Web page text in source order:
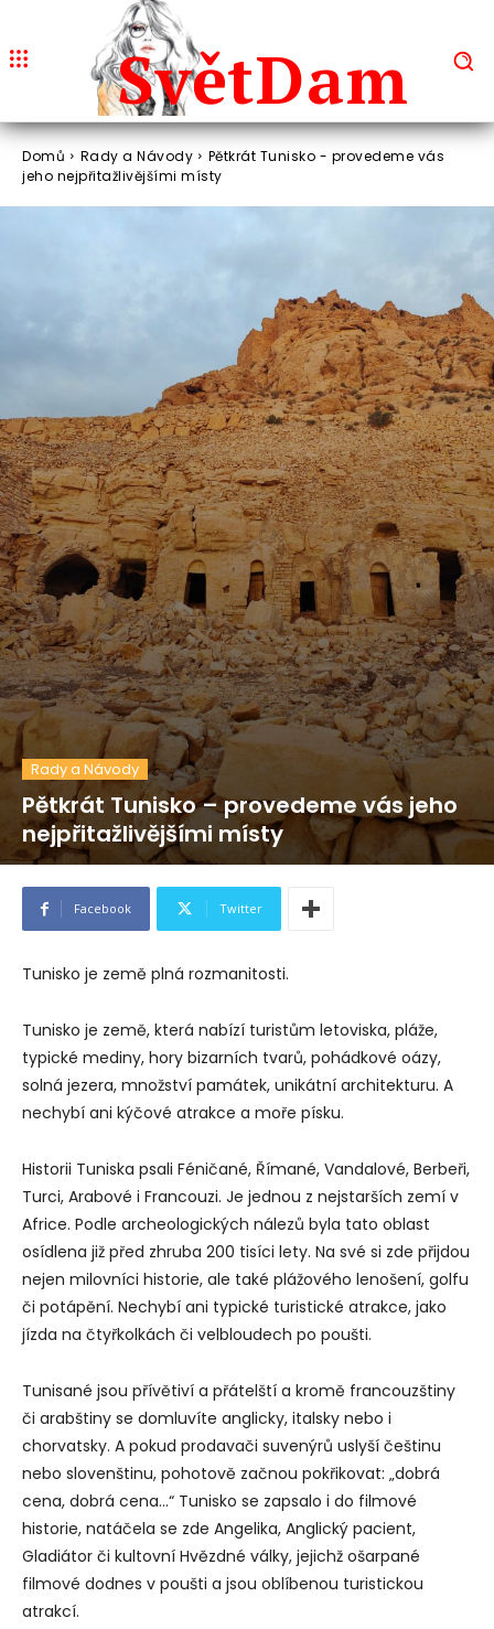
SvětDam
Domů Rady a Návody
Pětkrát Tunisko - provedeme vás
jeho nejpřitažlivějšími místy
Rady a Návody
Pětkrát Tunisko – provedeme vás jeho
nejpřitažlivějšími místy
Facebook Twitter
Tunisko je země plná rozmanitosti.
Tunisko je země, která nabízí turistům letoviska, pláže,
typické mediny, hory bizarních tvarů, pohádkové oázy,
solná jezera, množství památek, unikátní architekturu. A
nechybí ani kýčové atrakce a moře písku.
Historii Tuniska psali Féničané, Římané, Vandalové, Berbeři,
Turci, Arabové i Francouzi. Je jednou z nejstarších zemí v
Africe. Podle archeologických nálezů byla tato oblast
osídlena již před zhruba 200 tisíci lety. Na své si zde přijdou
nejen milovníci historie, ale také plážového lenošení, golfu
či potápění. Nechybí ani typické turistické atrakce, jako
jízda na čtyřkolkách či velbloudech po poušti.
Tunisané jsou přívětiví a přátelští a kromě francouzštiny
či arabštiny se domluvíte anglicky, italsky nebo i
chorvatsky. A pokud prodavači suvenýrů uslyší češtinu
nebo slovenštinu, pohotově začnou pokřikovat: „dobrá
cena, dobrá cena…“ Tunisko se zapsalo i do filmové
historie, natáčela se zde Angelika, Anglický pacient,
Gladiátor či kultovní Hvězdné války, jejichž ošarpané
filmové dodnes v poušti a jsou oblíbenou turistickou
atrakcí.